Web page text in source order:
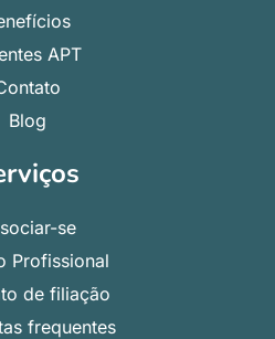
APT
Blog
se
Profissional
de filiação
frequentes